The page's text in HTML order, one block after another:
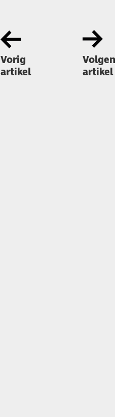
Vorig
artikel
artikel